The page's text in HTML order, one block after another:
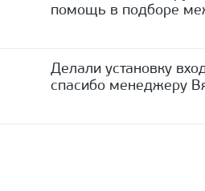
помощь в подборе
Делали установку
спасибо менеджеру